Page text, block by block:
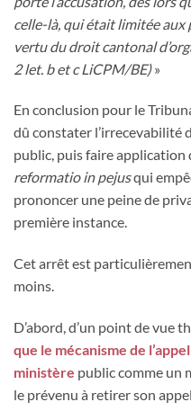
celle-là, qui était limitée aux
vertu du droit cantonal
2 let. b et c LiCPM/BE)»
En conclusion pour le
dû constater l’irrecevabilité
public, puis faire application
reformatio in pejusqui
prononcer une peine de
première instance.
Cet arrêt est
moins.
D’abord, d’un point de vue
que le mécanisme de
ministère public comme un
le prévenu à retirer son